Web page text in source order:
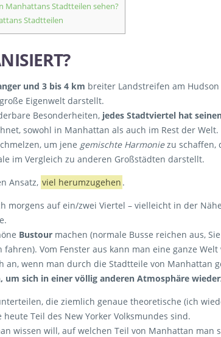
Manhattans Stadtteilen sehen?
Stadtteilen
und 3 bis 4 km breiter Landstreifen am Hudson
Eigenwelt darstellt.
Besonderheiten, jedes Stadtviertel hat
sowohl in Manhattan als auch im Rest der Welt.
um jene gemischte Harmoniezu schaffen,
im Vergleich zu anderen Großstädten darstellt.
Ansatz, viel herumzugehen .
morgens auf ein/zwei Viertel – vielleicht in der
Bustour machen (normale Busse reichen aus,
Vom Fenster aus kann man eine ganze Welt
an, wenn man durch die Stadtteile von Manhattan
sich in einer völlig anderen Atmosphäre
die ziemlich genaue theoretische (ich
Teil des New Yorker Volksmundes sind.
wissen will, auf welchen Teil von Manhattan man